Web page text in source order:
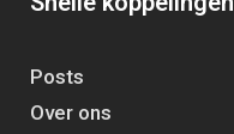
Posts
Over ons